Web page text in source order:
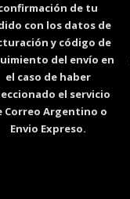
de tu
con los datos de
y código de
del envío en
el caso de haber
el servicio
Correo Argentino o
Envio Expreso.